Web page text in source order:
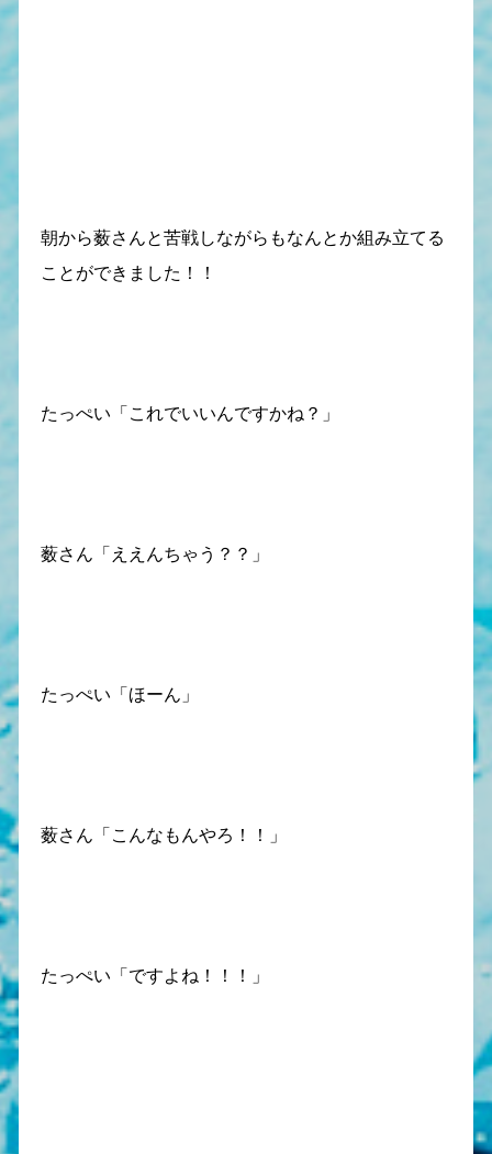
朝から薮さんと苦戦しながらもなんとか組み立てる
ことができました！！
たっぺい「これでいいんですかね？」
薮さん「ええんちゃう？？」
たっぺい「ほーん」
薮さん「こんなもんやろ！！」
たっぺい「ですよね！！！」